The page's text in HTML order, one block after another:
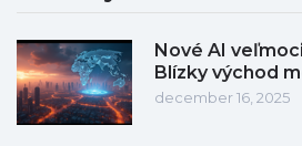
Nové AI
Blízky východ
december 16, 2025